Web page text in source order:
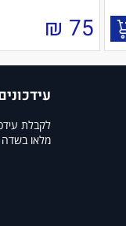
75
₪
לקבלת
מלאו